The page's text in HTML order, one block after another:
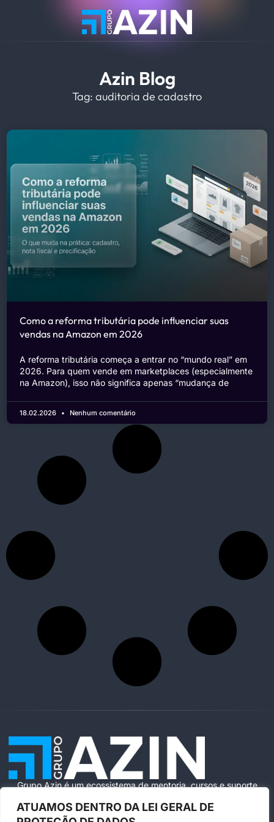
ATUAMOS DENTRO DA LEI GERAL DE
Azin Blog
Tag: auditoria de cadastro
Como a reforma tributária pode influenciar suas
vendas na Amazon em 2026
A reforma tributária começa a entrar no “mundo real” em
2026. Para quem vende em marketplaces (especialmente
na Amazon), isso não significa apenas “mudança de
18.02.2026 Nenhum comentário
Grupo Azin é um ecossistema de mentoria, cursos e suporte
escala na Amazon Brasil.